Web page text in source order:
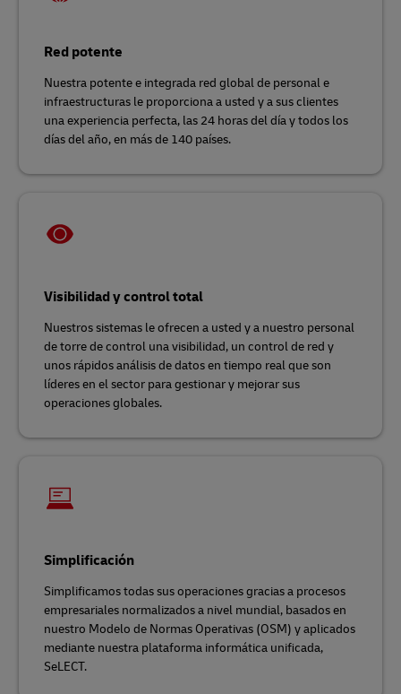
Red potente
Nuestra potente e integrada red global de personal e
infraestructuras le proporciona a usted y a sus clientes
una experiencia perfecta, las 24 horas del día y todos los
días del año, en más de 140 países.
Visibilidad y control total
Nuestros sistemas le ofrecen a usted y a nuestro personal
de torre de control una visibilidad, un control de red y
unos rápidos análisis de datos en tiempo real que son
líderes en el sector para gestionar y mejorar sus
operaciones globales.
Simplificación
Simplificamos todas sus operaciones gracias a procesos
empresariales normalizados a nivel mundial, basados en
nuestro Modelo de Normas Operativas (OSM) y aplicados
mediante nuestra plataforma informática unificada,
SeLECT.